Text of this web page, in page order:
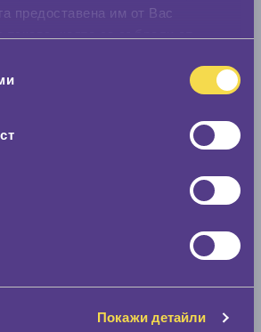
предоставена им от Вас
Покажи детайли
По марка автомобил